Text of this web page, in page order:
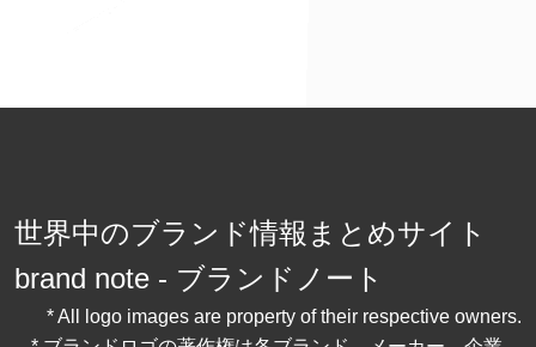
世界中のブランド情報まとめサイト
brand note - ブランドノート
* All logo images are property of their respective owners.